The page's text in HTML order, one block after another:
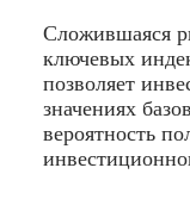
Сложившаяся
ключевых
позволяет
значениях
вероятность